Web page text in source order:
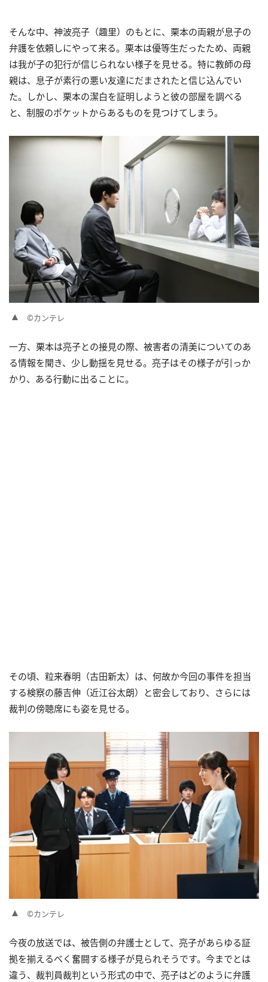
そんな中、神波亮子（趣里）のもとに、栗本の両親が息子の
弁護を依頼しにやって来る。栗本は優等生だったため、両親
は我が子の犯行が信じられない様子を見せる。特に教師の母
親は、息子が素行の悪い友達にだまされたと信じ込んでい
た。しかし、栗本の潔白を証明しようと彼の部屋を調べる
と、制服のポケットからあるものを見つけてしまう。
©カンテレ
一方、栗本は亮子との接見の際、被害者の清美についてのあ
る情報を聞き、少し動揺を見せる。亮子はその様子が引っか
かり、ある行動に出ることに。
その頃、粒来春明（古田新太）は、何故か今回の事件を担当
する検察の藤吉伸（近江谷太朗）と密会しており、さらには
裁判の傍聴席にも姿を見せる。
©カンテレ
今夜の放送では、被告側の弁護士として、亮子があらゆる証
拠を揃えるべく奮闘する様子が見られそうです。今までとは
違う、裁判員裁判という形式の中で、亮子はどのように弁護